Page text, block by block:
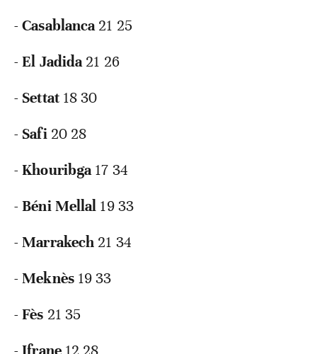
-Casablanca21 25
-El Jadida21 26
- Settat 18 30
- Safi 20 28
-Khouribga17 34
-Béni Mellal 19 33
-Marrakech 21 34
-Meknès 19 33
-Fès 21 35